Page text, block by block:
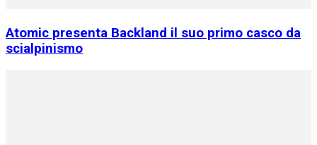
Atomic presenta Backland il suo primo casco da
scialpinismo